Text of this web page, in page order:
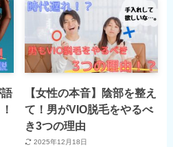
語
【女性の本音】陰部を整え
て！男がVIO脱毛をやるべ
き3つの理由
2025年12月18日